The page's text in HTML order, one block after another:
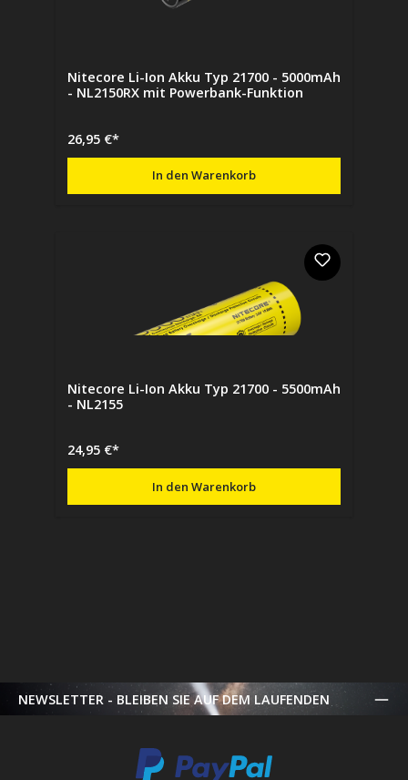
Nitecore Li-Ion Akku Typ 21700 - 5000mAh
- NL2150RX mit Powerbank-Funktion
26,95 €*
In den Warenkorb
Nitecore Li-Ion Akku Typ 21700 - 5500mAh
- NL2155
24,95 €*
In den Warenkorb
NEWSLETTER - BLEIBEN SIE AUF DEM LAUFENDEN